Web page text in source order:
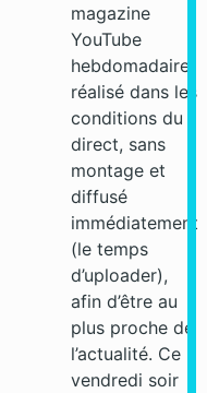
magazine
YouTube
hebdomadaire,
réalisé dans les
conditions du
direct, sans
montage et
diffusé
immédiatement
(le temps
d’uploader),
afin d’être au
plus proche de
l’actualité. Ce
vendredi soir